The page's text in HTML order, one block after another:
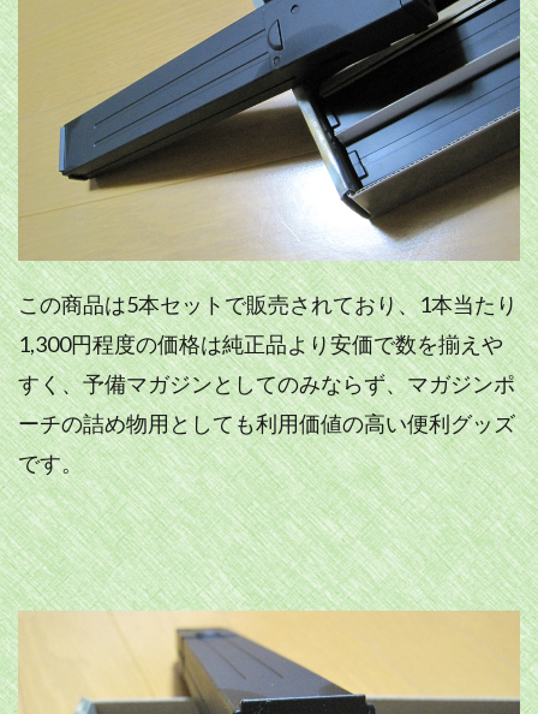
この商品は5本セットで販売されており、1本当たり
1,300円程度の価格は純正品より安価で数を揃えや
すく、予備マガジンとしてのみならず、マガジンポ
ーチの詰め物用としても利用価値の高い便利グッズ
です。